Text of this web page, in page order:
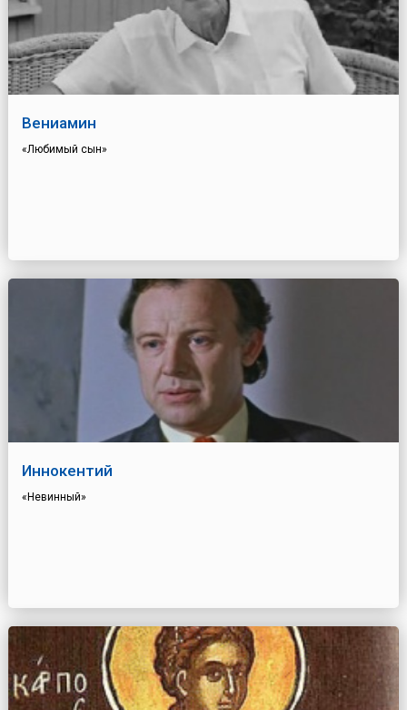
Вениамин
«Любимый сын»
Иннокентий
«Невинный»